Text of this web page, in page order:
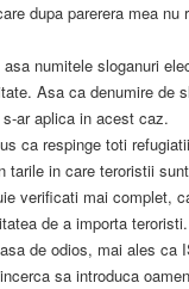
dupa parerera mea nu
numitele sloganuri
Asa ca denumire de
ar aplica in acest caz.
ca respinge toti
tarile in care teroristii
verificati mai complet,
de a importa
de odios, mai ales ca
sa introduca